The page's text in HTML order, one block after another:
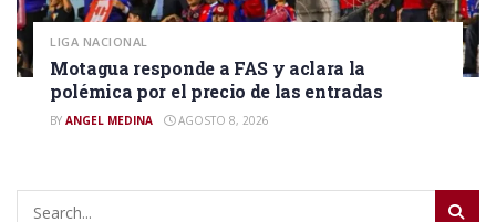
LIGA NACIONAL
Motagua responde a FAS y aclara la
polémica por el precio de las entradas
BY ANGEL MEDINA AGOSTO 8, 2026